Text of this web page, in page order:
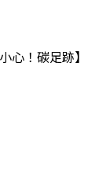
！碳足跡】